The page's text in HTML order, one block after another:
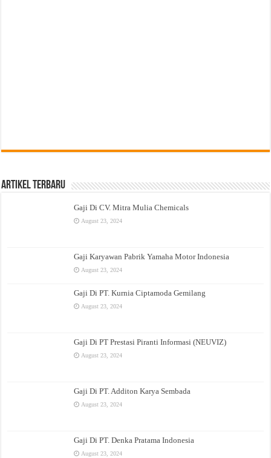
Artikel Terbaru
Gaji Di CV. Mitra Mulia Chemicals
August 23, 2024
Gaji Karyawan Pabrik Yamaha Motor Indonesia
August 23, 2024
Gaji Di PT. Kurnia Ciptamoda Gemilang
August 23, 2024
Gaji Di PT Prestasi Piranti Informasi (NEUVIZ)
August 23, 2024
Gaji Di PT. Additon Karya Sembada
August 23, 2024
Gaji Di PT. Denka Pratama Indonesia
August 23, 2024